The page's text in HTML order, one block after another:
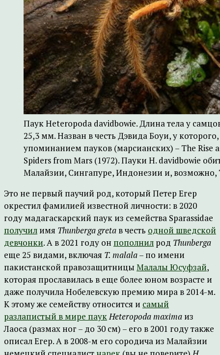
Паук Heteropoda davidbowie. Длина тела у
25,3 мм. Назван в честь Дэвида Боуи, у которого,
упоминанием пауков (марсианских) – The Rise
Spiders from Mars (1972). Пауки H. davidbowie
Малайзии, Сингапуре, Индонезии и, возможно,
Это не первый паучий род, который Петер Егер
окрестил фамилией известной личности: в 2020
году мадагаскарский паук из семейства Sparassidae
получил имя Thunberga greta в честь одной шведской
девчонки. А в 2021 году он пополнил род Thunberga
еще 25 видами, включая T. malala– по имени
пакистанской правозащитницы Малалы Юсуфзай,
которая прославилась в еще более юном возрасте и
даже получила Нобелевскую премию мира в 2014-м.
К этому же семейству относится и самый
разлапистый в мире паукHeteropoda maxima из
Лаоса (размах ног – до 30 см) – его в 2001 году также
описал Егер. А в 2008-м его сородича из Малайзии